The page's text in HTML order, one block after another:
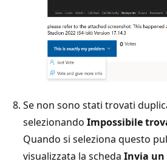
Se non sono stati trovati
selezionando Impossibile
Quando si seleziona questo
visualizzata la scheda Invia